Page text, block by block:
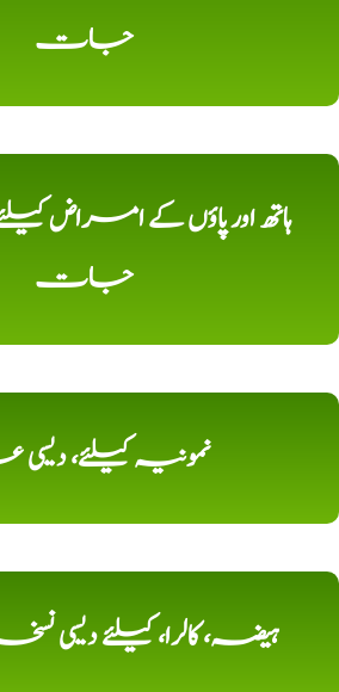
جات
ہاتھ اور پاؤں کے امراض
جات
نمونیہ کیلئے،
ہیضہ، کالرا، کیلئے